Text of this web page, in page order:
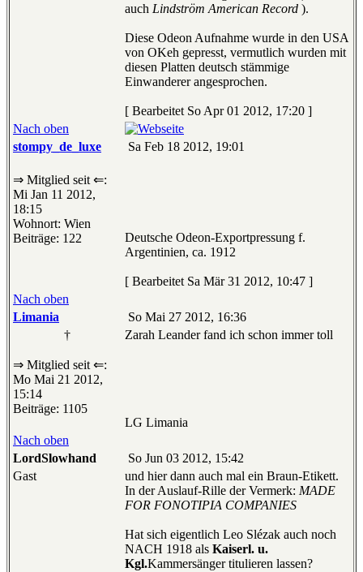
auch Lindström American Record ).
Diese Odeon Aufnahme wurde in den USA
von OKeh gepresst, vermutlich wurden mit
diesen Platten deutsch stämmige
Einwanderer angesprochen.
[ Bearbeitet So Apr 01 2012, 17:20 ]
Nach oben
stompy_de_luxe
Sa Feb 18 2012, 19:01
⇒ Mitglied seit ⇐:
Mi Jan 11 2012,
18:15
Wohnort: Wien
Beiträge: 122
Deutsche Odeon-Exportpressung f.
Argentinien, ca. 1912
[ Bearbeitet Sa Mär 31 2012, 10:47 ]
Nach oben
Limania
So Mai 27 2012, 16:36
†
⇒ Mitglied seit ⇐:
Mo Mai 21 2012,
15:14
Beiträge: 1105
Zarah Leander fand ich schon immer toll
LG Limania
Nach oben
LordSlowhand
So Jun 03 2012, 15:42
Gast
und hier dann auch mal ein Braun-Etikett.
In der Auslauf-Rille der Vermerk: MADE
FOR FONOTIPIA COMPANIES
Hat sich eigentlich Leo Slézak auch noch
NACH 1918 als Kaiserl. u.
Kgl.Kammersänger titulieren lassen?